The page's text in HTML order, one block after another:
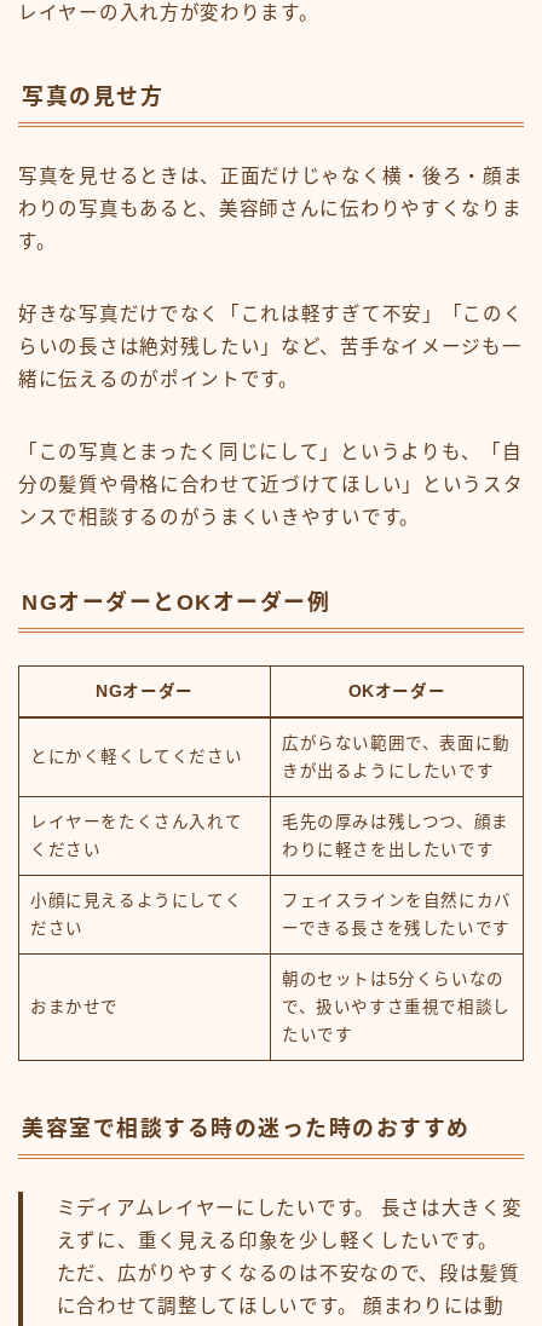
レイヤーの入れ方が変わります。
写真の見せ方
写真を見せるときは、正面だけじゃなく横・後ろ・顔ま
わりの写真もあると、美容師さんに伝わりやすくなりま
す。
好きな写真だけでなく「これは軽すぎて不安」「このく
らいの長さは絶対残したい」など、苦手なイメージも一
緒に伝えるのがポイントです。
「この写真とまったく同じにして」というよりも、「自
分の髪質や骨格に合わせて近づけてほしい」というスタ
ンスで相談するのがうまくいきやすいです。
NGオーダーとOKオーダー例
NGオーダー OKオーダー
とにかく軽くしてください
広がらない範囲で、表面に動
きが出るようにしたいです
レイヤーをたくさん入れて
ください
毛先の厚みは残しつつ、顔ま
わりに軽さを出したいです
小顔に見えるようにしてく
ださい
フェイスラインを自然にカバ
ーできる長さを残したいです
おまかせで
朝のセットは5分くらいなの
で、扱いやすさ重視で相談し
たいです
美容室で相談する時の迷った時のおすすめ
ミディアムレイヤーにしたいです。 長さは大きく変
えずに、重く見える印象を少し軽くしたいです。
ただ、広がりやすくなるのは不安なので、段は髪質
に合わせて調整してほしいです。 顔まわりには動